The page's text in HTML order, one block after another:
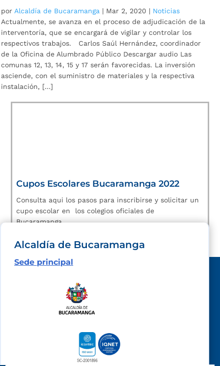
por Alcaldía de Bucaramanga | Mar 2, 2020 | Noticias
Actualmente, se avanza en el proceso de adjudicación de la
interventoría, que se encargará de vigilar y controlar los
respectivos trabajos. Carlos Saúl Hernández, coordinador
de la Oficina de Alumbrado Público Descargar audio Las
comunas 12, 13, 14, 15 y 17 serán favorecidas. La inversión
asciende, con el suministro de materiales y la respectiva
instalación, […]
Cupos Escolares Bucaramanga 2022
Consulta aqui los pasos para inscribirse y solicitar un
cupo escolar en los colegios oficiales de
Bucaramanga.
Alcaldía de Bucaramanga
Sede principal